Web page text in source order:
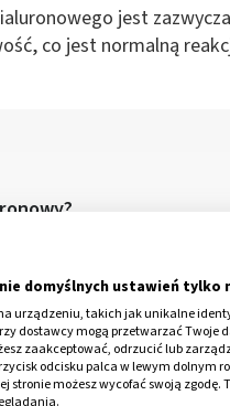
jest
co jest normalną
hialuronowego
hialuronowy w ciele?
– magnes na wodę
domyślnych ustawień
urządzeniu, takich jak unikalne
dostawcy mogą przetwarzać Twoje
zaakceptować, odrzucić lub
odcisku palca w lewym dolnym
stronie możesz wycofać swoją zgodę.